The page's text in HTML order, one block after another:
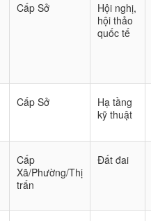
Cấp Sở
Hội nghị,
hội thảo
quốc tế
Cấp Sở
Hạ tầng
kỹ thuật
Cấp
Xã/Phường/Thị
trấn
Đất đai